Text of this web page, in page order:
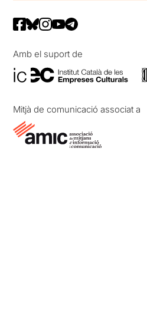
Amb el suport de
Mitjà de comunicació associat a